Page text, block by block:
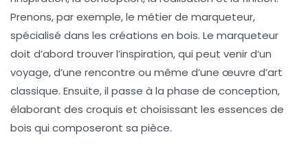
Prenons, par exemple, le métier de marqueteur,
spécialisé dans les créations en bois. Le marqueteur
doit d’abord trouver l’inspiration, qui peut venir d’un
voyage, d’une rencontre ou même d’une œuvre d’art
classique. Ensuite, il passe à la phase de conception,
élaborant des croquis et choisissant les essences de
bois qui composeront sa pièce.